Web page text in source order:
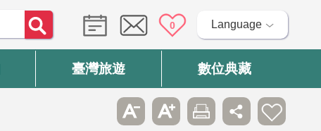
0 Language
臺灣旅遊 數位典藏